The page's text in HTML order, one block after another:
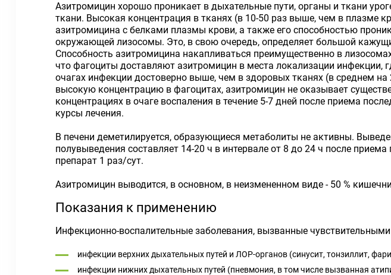
Азитромицин хорошо проникает в дыхательные пути, органы и ткани
ткани. Высокая концентрация в тканях (в 10-50 раз выше, чем в плазме
азитромицина с белками плазмы крови, а также его способностью
окружающей лизосомы. Это, в свою очередь, определяет большой
Способность азитромицина накапливаться преимущественно в
что фагоциты доставляют азитромицин в места локализации инфекции,
очагах инфекции достоверно выше, чем в здоровых тканях (в среднем на
высокую концентрацию в фагоцитах, азитромицин не оказывает
концентрациях в очаге воспаления в течение 5-7 дней после приема
курсы лечения.
В печени деметилируется, образующиеся метаболиты не активны.
полувыведения составляет 14-20 ч в интервале от 8 до 24 ч после
препарат 1 раз/сут.
Азитромицин выводится, в основном, в неизмененном виде - 50 %
Показания к применению
Инфекционно-воспалительные заболевания, вызванные
инфекции верхних дыхательных путей и ЛОР-органов (синусит, тонзиллит,
инфекции нижних дыхательных путей (пневмония, в том числе вызванная